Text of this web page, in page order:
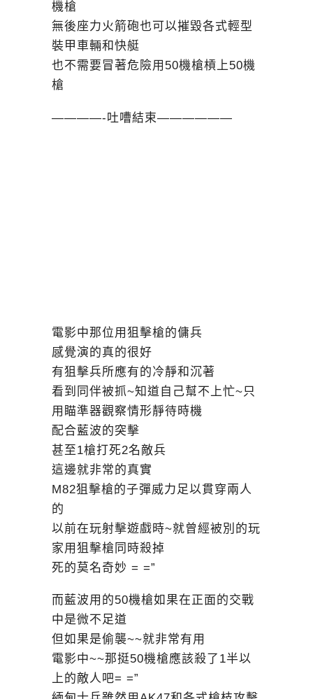
機槍
無後座力火箭砲也可以摧毀各式輕型
裝甲車輛和快艇
也不需要冒著危險用50機槍槓上50機
槍
————-吐嘈結束——————
電影中那位用狙擊槍的傭兵
感覺演的真的很好
有狙擊兵所應有的冷靜和沉著
看到同伴被抓~知道自己幫不上忙~只
用瞄準器觀察情形靜待時機
配合藍波的突擊
甚至1槍打死2名敵兵
這邊就非常的真實
M82狙擊槍的子彈威力足以貫穿兩人
的
以前在玩射擊遊戲時~就曾經被別的玩
家用狙擊槍同時殺掉
死的莫名奇妙 = =”
而藍波用的50機槍如果在正面的交戰
中是微不足道
但如果是偷襲~~就非常有用
電影中~~那挺50機槍應該殺了1半以
上的敵人吧= =”